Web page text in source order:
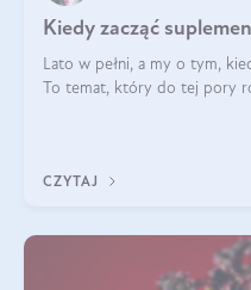
Kiedy zacząć
Lato w pełni, a my o tym,
To temat, który do tej pory
CZYTAJ